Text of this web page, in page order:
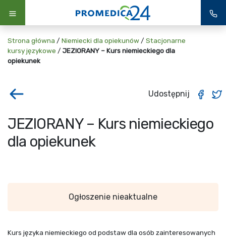
Strona główna / Niemiecki dla opiekunów / Stacjonarne
kursy językowe / JEZIORANY – Kurs niemieckiego dla
opiekunek
Udostępnij
JEZIORANY – Kurs niemieckiego
dla opiekunek
Ogłoszenie nieaktualne
Kurs języka niemieckiego od podstaw dla osób zainteresowanych